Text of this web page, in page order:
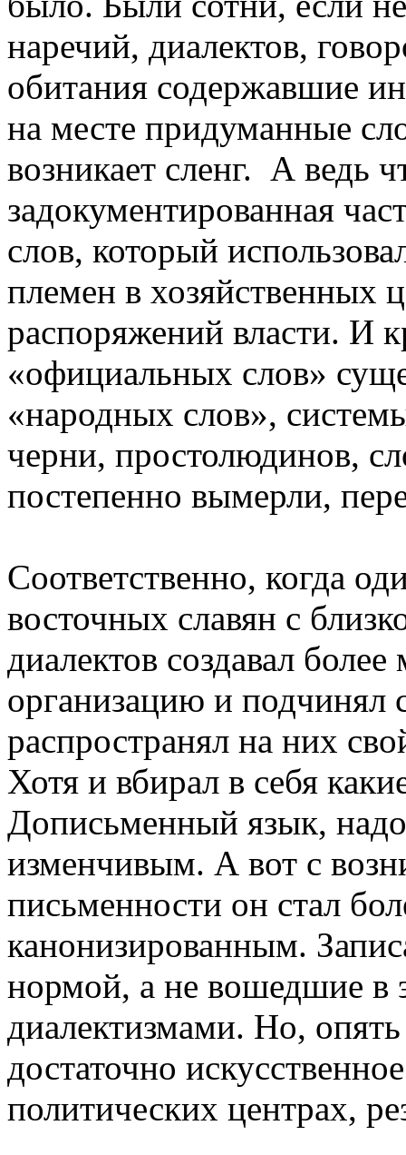
наречий, диалектов,
обитания содержавшие
на месте придуманные
возникает сленг. А ведь
задокументированная
слов, который
племен в хозяйственных
распоряжений власти. И
«официальных слов»
«народных слов»,
черни, простолюдинов,
постепенно вымерли,
Соответственно, когда
восточных славян с
диалектов создавал
организацию и подчинял
распространял на них
Хотя и вбирал в себя
Дописьменный язык,
изменчивым. А вот с
письменности он стал
канонизированным.
нормой, а не вошедшие в
диалектизмами. Но,
достаточно
политических центрах,